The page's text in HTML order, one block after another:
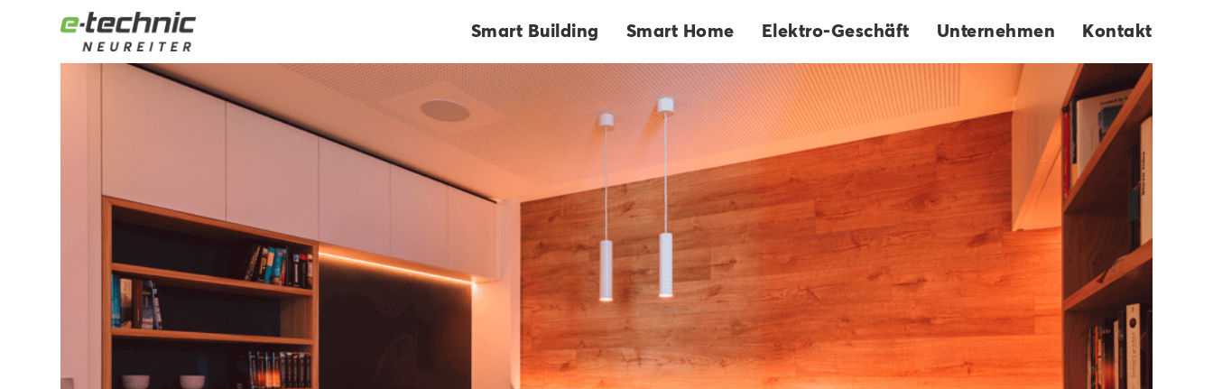
Smart Building Smart Home Elektro-Geschäft Unternehmen Kontakt
Spot an! Für das größte Beleuchtungsrelease der Loxone Geschichte!